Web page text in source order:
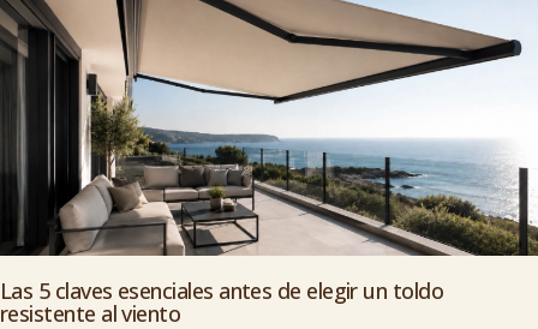
Las 5 claves esenciales antes de elegir un toldo
resistente al viento